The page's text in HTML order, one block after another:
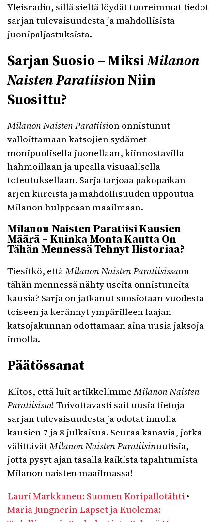
Yleisradio, sillä sieltä löydät tuoreimmat tiedot
sarjan tulevaisuudesta ja mahdollisista
juonipaljastuksista.
Sarjan Suosio – MiksiMilanon
Naisten Paratiision Niin
Suosittu?
Milanon Naisten Paratiision onnistunut
valloittamaan katsojien sydämet
monipuolisella juonellaan, kiinnostavilla
hahmoillaan ja upealla visuaalisella
toteutuksellaan. Sarja tarjoaa pakopaikan
arjen kiireistä ja mahdollisuuden uppoutua
Milanon hulppeaan maailmaan.
Milanon Naisten Paratiisi Kausien
Määrä – Kuinka Monta Kautta On
Tähän Mennessä Tehnyt Historiaa?
Tiesitkö, ettäMilanon Naisten Paratiisissaon
tähän mennessä nähty useita onnistuneita
kausia? Sarja on jatkanut suosiotaan vuodesta
toiseen ja kerännyt ympärilleen laajan
katsojakunnan odottamaan aina uusia jaksoja
innolla.
Päätössanat
Kiitos, että luit artikkelimmeMilanon Naisten
Paratiisista! Toivottavasti sait uusia tietoja
sarjan tulevaisuudesta ja odotat innolla
kausien 7 ja 8 julkaisua. Seuraa kanavia, jotka
välittävätMilanon Naisten Paratiisinuutisia,
jotta pysyt ajan tasalla kaikista tapahtumista
Milanon naisten maailmassa!
Lauri Markkanen: Suomen Koripallotähti•
Maria Jungnerin Lapset ja Kuolema: